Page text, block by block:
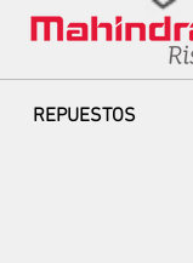
REPUESTOS